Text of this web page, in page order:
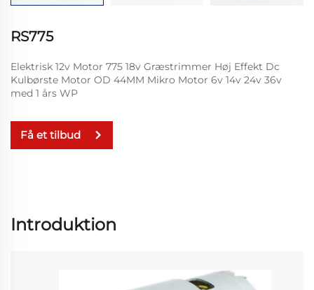
RS775
Elektrisk 12v Motor 775 18v Græstrimmer Høj Effekt Dc
Kulbørste Motor OD 44MM Mikro Motor 6v 14v 24v 36v
med 1 års WP
Få et tilbud
Introduktion